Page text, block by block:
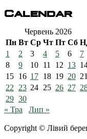
Calendar
Червень 2026
Пн Вт Ср Чт Пт Сб
1
2 3 4 5 6
7
8
9 10 11 12 13
15 16 17 18 19 20 21
22
23 24 25 26 27
29 30
« Тра
Лип »
Copyright © Лівий